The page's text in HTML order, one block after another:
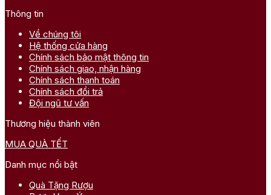
Thông tin
Về chúng tôi
Hệ thống cửa hàng
Chính sách bảo mật thông tin
Chính sách giao, nhận hàng
Chính sách thanh toán
Chính sách đổi trả
Đội ngũ tư vấn
Thương hiệu thành viên
MUA QUÀ TẾT
Danh mục nổi bật
Quà Tặng Rượu